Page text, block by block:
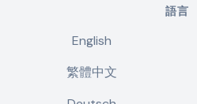
語言
English
繁體中文